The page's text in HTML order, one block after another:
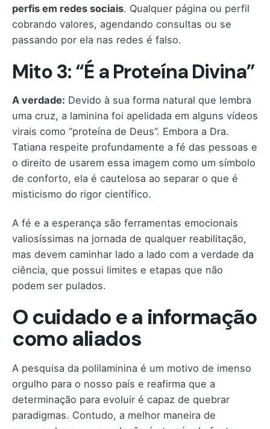
perfis em redes sociais. Qualquer página ou perfil
cobrando valores, agendando consultas ou se
passando por ela nas redes é falso.
Mito 3: “É a Proteína Divina”
A verdade: Devido à sua forma natural que lembra
uma cruz, a laminina foi apelidada em alguns vídeos
virais como “proteína de Deus”. Embora a Dra.
Tatiana respeite profundamente a fé das pessoas e
o direito de usarem essa imagem como um símbolo
de conforto, ela é cautelosa ao separar o que é
misticismo do rigor científico.
A fé e a esperança são ferramentas emocionais
valiosíssimas na jornada de qualquer reabilitação,
mas devem caminhar lado a lado com a verdade da
ciência, que possui limites e etapas que não
podem ser pulados.
O cuidado e a informação
como aliados
A pesquisa da polilaminina é um motivo de imenso
orgulho para o nosso país e reafirma que a
determinação para evoluir é capaz de quebrar
paradigmas. Contudo, a melhor maneira de